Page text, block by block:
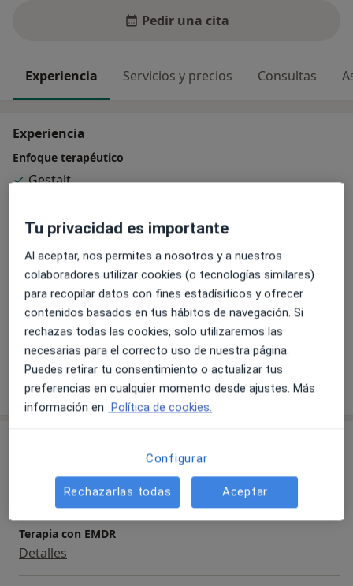
Pedir una cita
Experiencia Servicios y precios Consultas
Experiencia
Enfoque terapéutico
Gestalt
Psicoterapia para adultos
Especialista en:
Intervención psicológica
Principales enfermedades tratadas
Duelo Estrés Adicciones Depresión
Mostrar más detalles
sobre la experiencia
Detalles
Terapia con EMDR
Detalles
Tu privacidad es importante
Al aceptar, nos permites a nosotros y a nuestros
colaboradores utilizar cookies (o tecnologías similares)
para recopilar datos con fines estadísiticos y ofrecer
contenidos basados en tus hábitos de navegación. Si
rechazas todas las cookies, solo utilizaremos las
necesarias para el correcto uso de nuestra página.
Puedes retirar tu consentimiento o actualizar tus
preferencias en cualquier momento desde ajustes. Más
información en Política de cookies.
Configurar
Rechazarlas todas Aceptar